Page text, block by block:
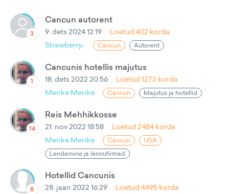
3
Cancun autorent
9. dets 2024 12:19 Loetud 402 korda
Strawberry-
Cancun Autorent
1
Cancunis hotellis majutus
18. dets 2022 20:56 Loetud 1272 korda
Merike Merike
Cancun Majutus ja hotellid
14
Reis Mehhikkosse
21. nov 2022 18:58 Loetud 2484 korda
Merike Merike
Cancun
USA
Lendamine ja lennufirmad
8
Hotellid Cancunis
28. jaan 2022 16:29 Loetud 4495 korda